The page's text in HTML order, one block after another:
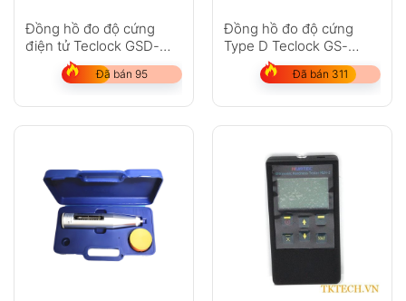
Đồng hồ đo độ cứng
điện tử Teclock GSD-
Đã bán 95
Đồng hồ đo độ cứng
Type D Teclock GS-
Đã bán 311